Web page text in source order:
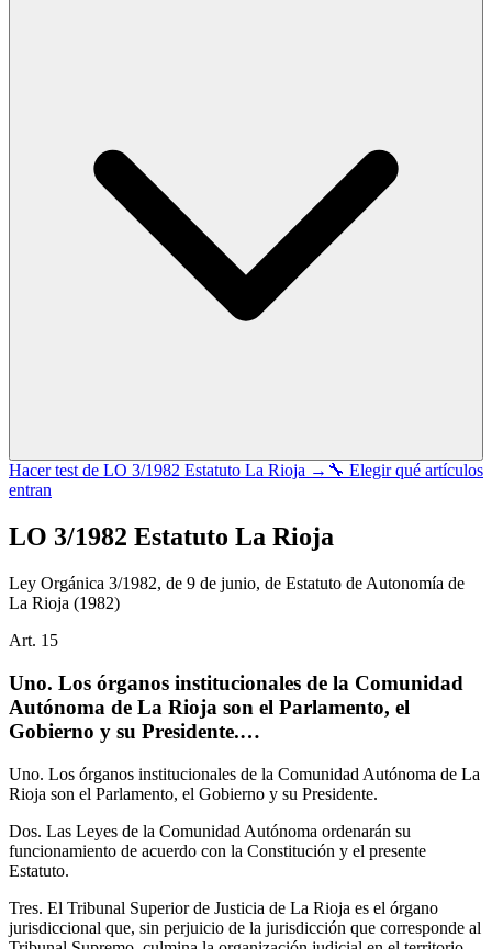
Hacer test de LO 3/1982 Estatuto La Rioja → 🔧 Elegir qué artículos
entran
LO 3/1982 Estatuto La Rioja
Ley Orgánica 3/1982, de 9 de junio, de Estatuto de Autonomía de
La Rioja (1982)
Art. 15
Uno. Los órganos institucionales de la Comunidad
Autónoma de La Rioja son el Parlamento, el
Gobierno y su Presidente.…
Uno. Los órganos institucionales de la Comunidad Autónoma de La
Rioja son el Parlamento, el Gobierno y su Presidente.
Dos. Las Leyes de la Comunidad Autónoma ordenarán su
funcionamiento de acuerdo con la Constitución y el presente
Estatuto.
Tres. El Tribunal Superior de Justicia de La Rioja es el órgano
jurisdiccional que, sin perjuicio de la jurisdicción que corresponde al